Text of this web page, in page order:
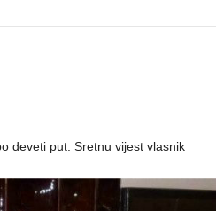
deveti put. Sretnu vijest vlasnik